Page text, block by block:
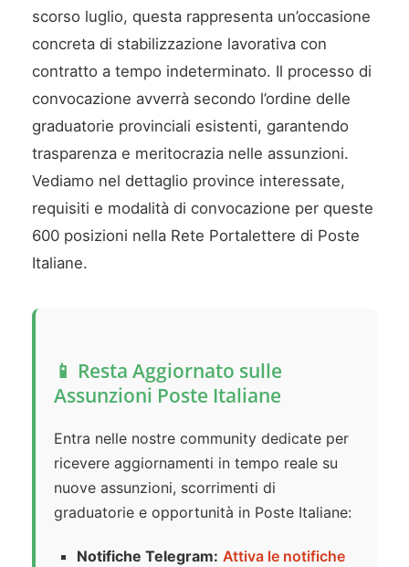
scorso luglio, questa rappresenta un’occasione
concreta di stabilizzazione lavorativa con
contratto a tempo indeterminato. Il processo di
convocazione avverrà secondo l’ordine delle
graduatorie provinciali esistenti, garantendo
trasparenza e meritocrazia nelle assunzioni.
Vediamo nel dettaglio province interessate,
requisiti e modalità di convocazione per queste
600 posizioni nella Rete Portalettere di Poste
Italiane.
📱 Resta Aggiornato sulle
Assunzioni Poste Italiane
Entra nelle nostre community dedicate per
ricevere aggiornamenti in tempo reale su
nuove assunzioni, scorrimenti di
graduatorie e opportunità in Poste Italiane:
Notifiche Telegram: Attiva le notifiche